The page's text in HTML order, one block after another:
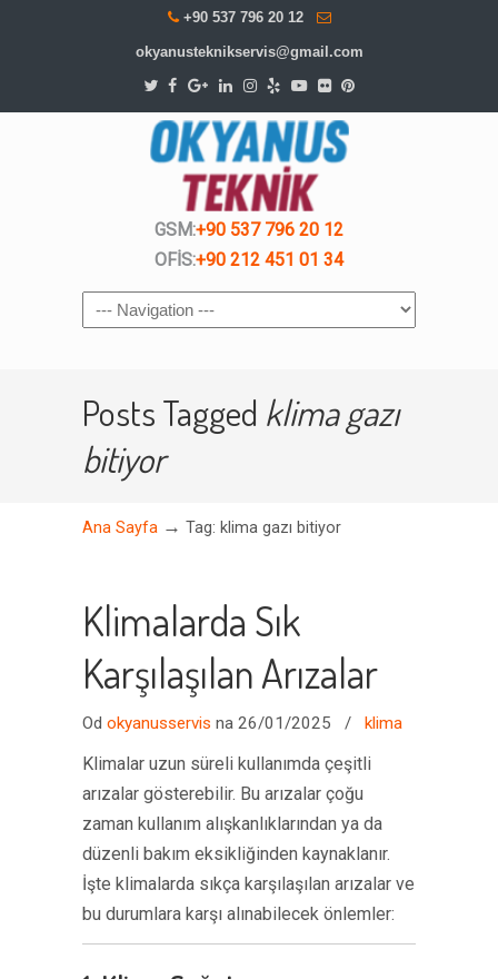
+90 537 796 20 12
okyanusteknikservis@gmail.com
GSM:+90 537 796 20 12
OFİS:+90 212 451 01 34
Navigation
Posts Tagged klima gazı
bitiyor
Ana Sayfa → Tag: klima gazı bitiyor
Klimalarda Sık
Karşılaşılan Arızalar
Od okyanusservis na 26/01/2025 / klima
Klimalar uzun süreli kullanımda çeşitli
arızalar gösterebilir. Bu arızalar çoğu
zaman kullanım alışkanlıklarından ya da
düzenli bakım eksikliğinden kaynaklanır.
İşte klimalarda sıkça karşılaşılan arızalar ve
bu durumlara karşı alınabilecek önlemler: